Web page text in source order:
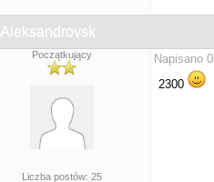
Aleksandrovsk
Początkujący
Liczba postów: 25
Napisano
2300